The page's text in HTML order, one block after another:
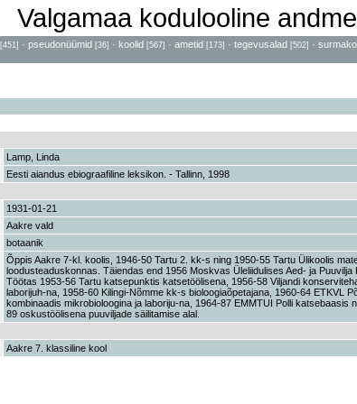
Valgamaa kodulooline
[451] · pseudonüümid [36] · koolid [567] · ametid [173] · tegevusalad [502] ·
Lamp, Linda
Eesti aiandus ebiograafiline leksikon. - Tallinn, 1998
1931-01-21
Aakre vald
botaanik
Õppis Aakre 7-kl. koolis, 1946-50 Tartu 2. kk-s ning 1950-55 Tartu Ülikoolis
loodusteaduskonnas. Täiendas end 1956 Moskvas Üleliidulises Aed- ja Puuvilja
Töötas 1953-56 Tartu katsepunktis katsetöölisena, 1956-58 Viljandi
laborijuh-na, 1958-60 Kilingi-Nõmme kk-s bioloogiaõpetajana, 1960-64 ETKVL
kombinaadis mikrobioloogina ja laboriju-na, 1964-87 EMMTUI Polli katsebaasis
89 oskustöölisena puuviljade säilitamise alal.
Aakre 7. klassiline kool